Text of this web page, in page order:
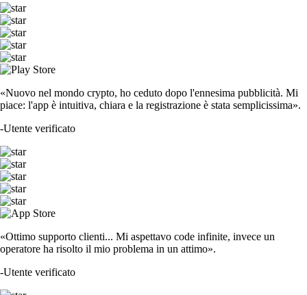
«Nuovo nel mondo crypto, ho ceduto dopo l'ennesima pubblicità. Mi
piace: l'app è intuitiva, chiara e la registrazione è stata semplicissima».
-Utente verificato
«Ottimo supporto clienti... Mi aspettavo code infinite, invece un
operatore ha risolto il mio problema in un attimo».
-Utente verificato